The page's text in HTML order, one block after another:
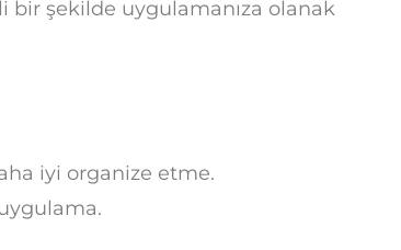
bir şekilde uygulamanıza olanak
iyi organize etme.